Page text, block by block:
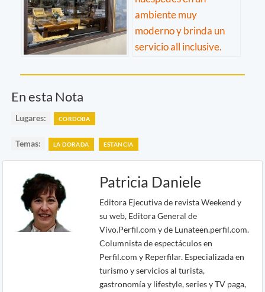
En esta Nota
Lugares: CORDOBA
Temas: LA DORADA ESTANCIA
Patricia Daniele
Editora Ejecutiva de revista Weekend y
su web, Editora General de
Vivo.Perfil.com y de Lunateen.perfil.com.
Columnista de espectáculos en
Perfil.com y Reperfilar. Especializada en
turismo y servicios al turista,
gastronomía y lifestyle, series y TV paga,